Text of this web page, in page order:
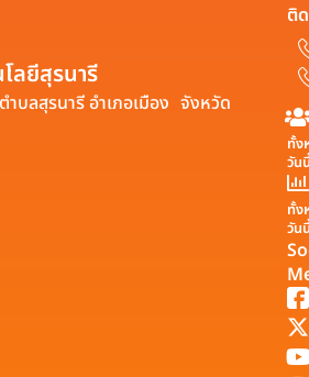
ลยีสุรนารี
บลสุรนารี อำเภอเมือง จังหวัด
ติ
ทั้ง
วัน
ทั้ง
วัน